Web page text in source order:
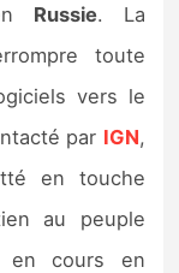
2
Russie. La
toute
vers le
par IGN,
en touche
au peuple
en cours en